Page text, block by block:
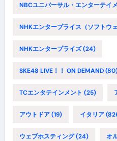
NBCユニバーサル・エンターテイ
NHKエンタープライス（ソフトウェ
NHKエンタープライズ(24)
SKE48 LIVE！！ ON DEMAND
TCエンタテインメント (25)
アウトドア(19) イタリア
ウェブホスティング(24) オ